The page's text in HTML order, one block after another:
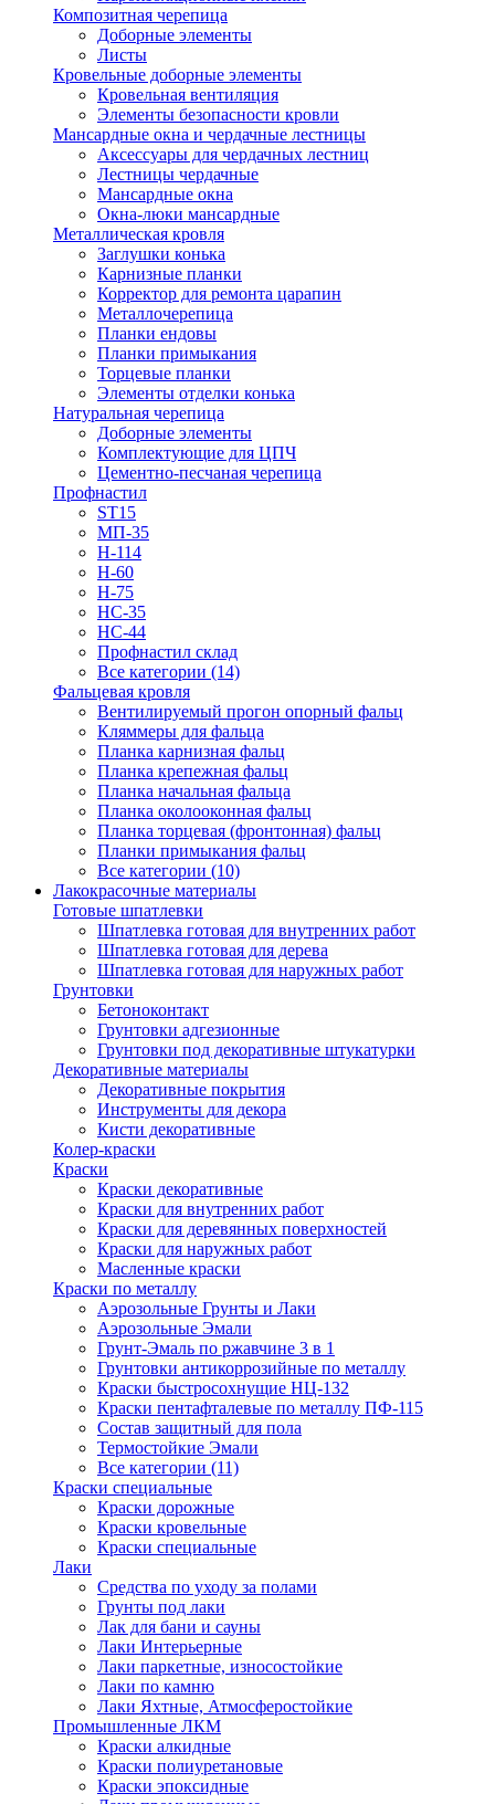
Композитная черепица
Доборные элементы
Листы
Кровельные доборные элементы
Кровельная вентиляция
Элементы безопасности кровли
Мансардные окна и чердачные лестницы
Аксессуары для чердачных лестниц
Лестницы чердачные
Мансардные окна
Окна-люки мансардные
Металлическая кровля
Заглушки конька
Карнизные планки
Корректор для ремонта царапин
Металлочерепица
Планки ендовы
Планки примыкания
Торцевые планки
Элементы отделки конька
Натуральная черепица
Доборные элементы
Комплектующие для ЦПЧ
Цементно-песчаная черепица
Профнастил
ST15
МП-35
Н-114
Н-60
Н-75
НС-35
НС-44
Профнастил склад
Все категории (14)
Фальцевая кровля
Вентилируемый прогон опорный фальц
Кляммеры для фальца
Планка карнизная фальц
Планка крепежная фальц
Планка начальная фальца
Планка околооконная фальц
Планка торцевая (фронтонная) фальц
Планки примыкания фальц
Все категории (10)
Лакокрасочные материалы
Готовые шпатлевки
Шпатлевка готовая для внутренних работ
Шпатлевка готовая для дерева
Шпатлевка готовая для наружных работ
Грунтовки
Бетоноконтакт
Грунтовки адгезионные
Грунтовки под декоративные штукатурки
Декоративные материалы
Декоративные покрытия
Инструменты для декора
Кисти декоративные
Колер-краски
Краски
Краски декоративные
Краски для внутренних работ
Краски для деревянных поверхностей
Краски для наружных работ
Масленные краски
Краски по металлу
Аэрозольные Грунты и Лаки
Аэрозольные Эмали
Грунт-Эмаль по ржавчине 3 в 1
Грунтовки антикоррозийные по металлу
Краски быстросохнущие НЦ-132
Краски пентафталевые по металлу ПФ-115
Состав защитный для пола
Термостойкие Эмали
Все категории (11)
Краски специальные
Краски дорожные
Краски кровельные
Краски специальные
Лаки
Cредства по уходу за полами
Грунты под лаки
Лак для бани и сауны
Лаки Интерьерные
Лаки паркетные, износостойкие
Лаки по камню
Лаки Яхтные, Атмосферостойкие
Промышленные ЛКМ
Краски алкидные
Краски полиуретановые
Краски эпоксидные